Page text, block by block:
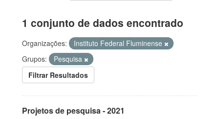
1 conjunto de dados encontrado
Organizações:
Instituto Federal Fluminense
Grupos:
Pesquisa
Filtrar Resultados
Projetos de pesquisa - 2021